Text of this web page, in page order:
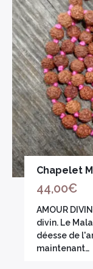
Chapelet
44,00€
AMOUR
divin. Le
déesse de
maintenant…